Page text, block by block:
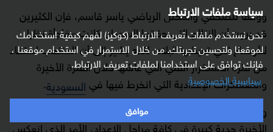
سياسة ملفات الارتباط
نحن نستخدم ملفات تعريف الارتباط (كوكيز) لفهم كيفية استخدامك
لموقعنا ولتحسين تجربتك. من خلال الاستمرار في استخدام موقعنا ،
فإنك توافق على استخدامنا لملفات تعريف الارتباط.
سياسية الخصوصية
موافق
ووفقا للصحفي والمحلل الرياضي ياسر قاسم، فإن الكثيرين
قد يرون أن النتائج التي حققها السودان كانت مفاجأة نظرا
للأوضاع التي تعيشها البلاد، لكنه يشير إلى أن المنتخب استفاد
من فترة الاستقرار الفني التي عاشها خلال الفترة الأخيرة
والمعسكرات الإعدادية التي انخرط فيها فيالسعودية.
واوضح قاسم لموقع "سكاي نيوز عربية": "شهدت الفترة
الأخيرة جدية كبيرة في كافة مراحل الإعداد، الأمر الذي انعكس